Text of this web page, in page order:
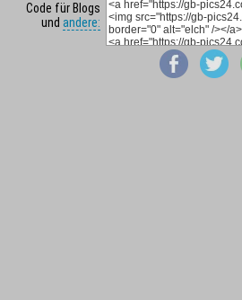
Code für Blogs
und andere: